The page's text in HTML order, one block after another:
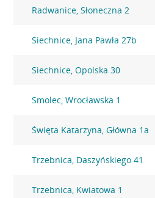
Radwanice, Słoneczna 2
Siechnice, Jana Pawła 27b
Siechnice, Opolska 30
Smolec, Wrocławska 1
Święta Katarzyna, Główna 1a
Trzebnica, Daszyńskiego 41
Trzebnica, Kwiatowa 1